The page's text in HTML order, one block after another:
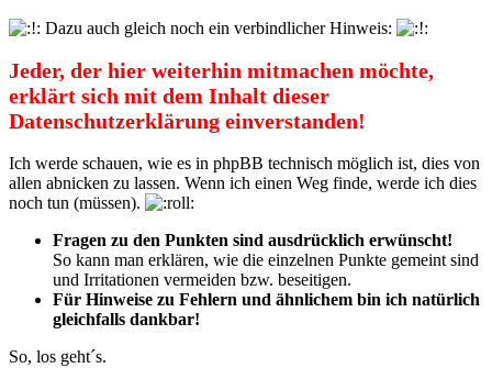
Dazu auch gleich noch ein verbindlicher Hinweis:
Jeder, der hier weiterhin mitmachen möchte,
erklärt sich mit dem Inhalt dieser
Datenschutzerklärung einverstanden!
Ich werde schauen, wie es in phpBB technisch möglich ist, dies von
allen abnicken zu lassen. Wenn ich einen Weg finde, werde ich dies
noch tun (müssen).
Fragen zu den Punkten sind ausdrücklich erwünscht!
So kann man erklären, wie die einzelnen Punkte gemeint sind
und Irritationen vermeiden bzw. beseitigen.
Für Hinweise zu Fehlern und ähnlichem bin ich natürlich
gleichfalls dankbar!
So, los geht´s.